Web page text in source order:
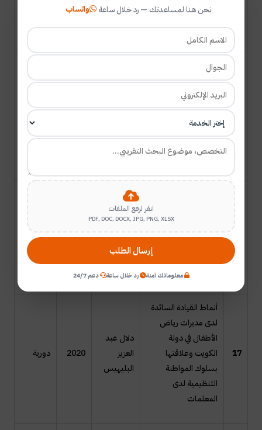
العاصمة عمان من
وجهة نظر المديرين
15
الممارسات
الديمقراطية
وسلوكيات المواطنة
التنظيمية لدى معلمي
مدارس التعليم الثانوي
العام في جمهورية مصر
العربية
مهران
2020 دورية
16
على تفعيل سلوكيات
المواطنة التنظيمية:
دراسة حالة مدبغة
بالجلفة- الجزائر
سعيد علي
النعاس
2020 دورية
17
أنماط القيادة السائدة
لدى مديرات رياض
الأطفال في دولة
الكويت وعلاقتها
بسلوك المواطنة
التنظيمية لدى
المعلمات
دلال عبد
العزيز
البليهيس
2020 دورية
نحن هنا لمساعدتك — رد خلال ساعة واتساب
انقر لرفع الملفات
PDF, DOC, DOCX, JPG, PNG, XLSX
إرسال الطلب
معلوماتك آمنة رد خلال ساعة دعم 24/7